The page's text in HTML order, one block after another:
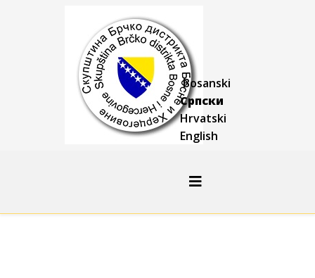
Bosanski
Српски
Hrvatski
English